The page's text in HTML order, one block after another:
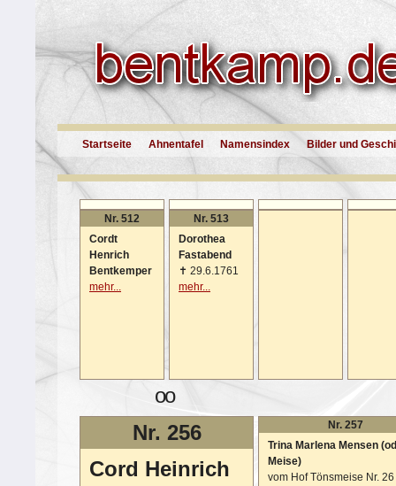
Startseite Ahnentafel Namensindex Bilder und
Nr. 512
Cordt
Henrich
Bentkemper
mehr...
Nr. 513
Dorothea
Fastabend
✝ 29.6.1761
mehr...
oo
Nr. 256
Cord Heinrich
Nr. 257
Trina Marlena Mensen
Meise)
vom Hof Tönsmeise Nr. 26